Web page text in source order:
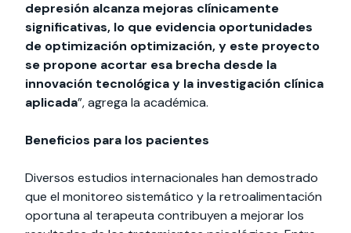
depresión alcanza mejoras clínicamente
significativas, lo que evidencia oportunidades
de optimización optimización, y este proyecto
se propone acortar esa brecha desde la
innovación tecnológica y la investigación clínica
aplicada”, agrega la académica.
Beneficios para los pacientes
Diversos estudios internacionales han demostrado
que el monitoreo sistemático y la retroalimentación
oportuna al terapeuta contribuyen a mejorar los